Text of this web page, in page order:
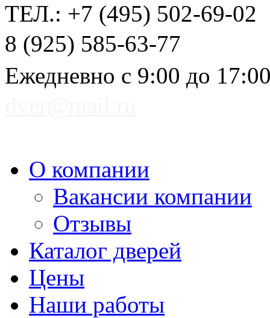
ТЕЛ.: +7 (495) 502-69-02
8 (925) 585-63-77
Ежедневно с 9:00 до
О компании
Вакансии компании
Отзывы
Каталог дверей
Цены
Наши работы